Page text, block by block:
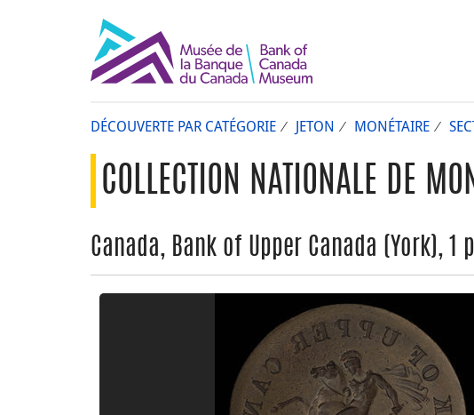
DÉCOUVERTE PAR CATÉGORIE JETON MONÉTAIRE
COLLECTION NATIONALE DE
Canada, Bank of Upper Canada (York), 1